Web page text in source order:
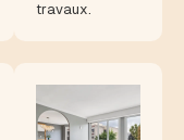
travaux.